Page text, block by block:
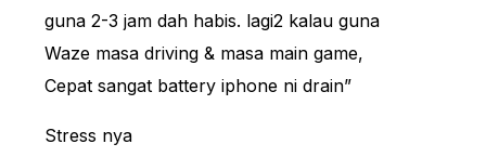
guna 2-3 jam dah habis. lagi2 kalau guna
Waze masa driving & masa main game,
Cepat sangat battery iphone ni drain”
Stress nya